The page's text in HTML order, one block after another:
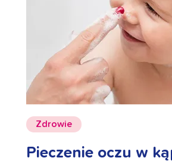
Zdrowie
Pieczenie oczu w